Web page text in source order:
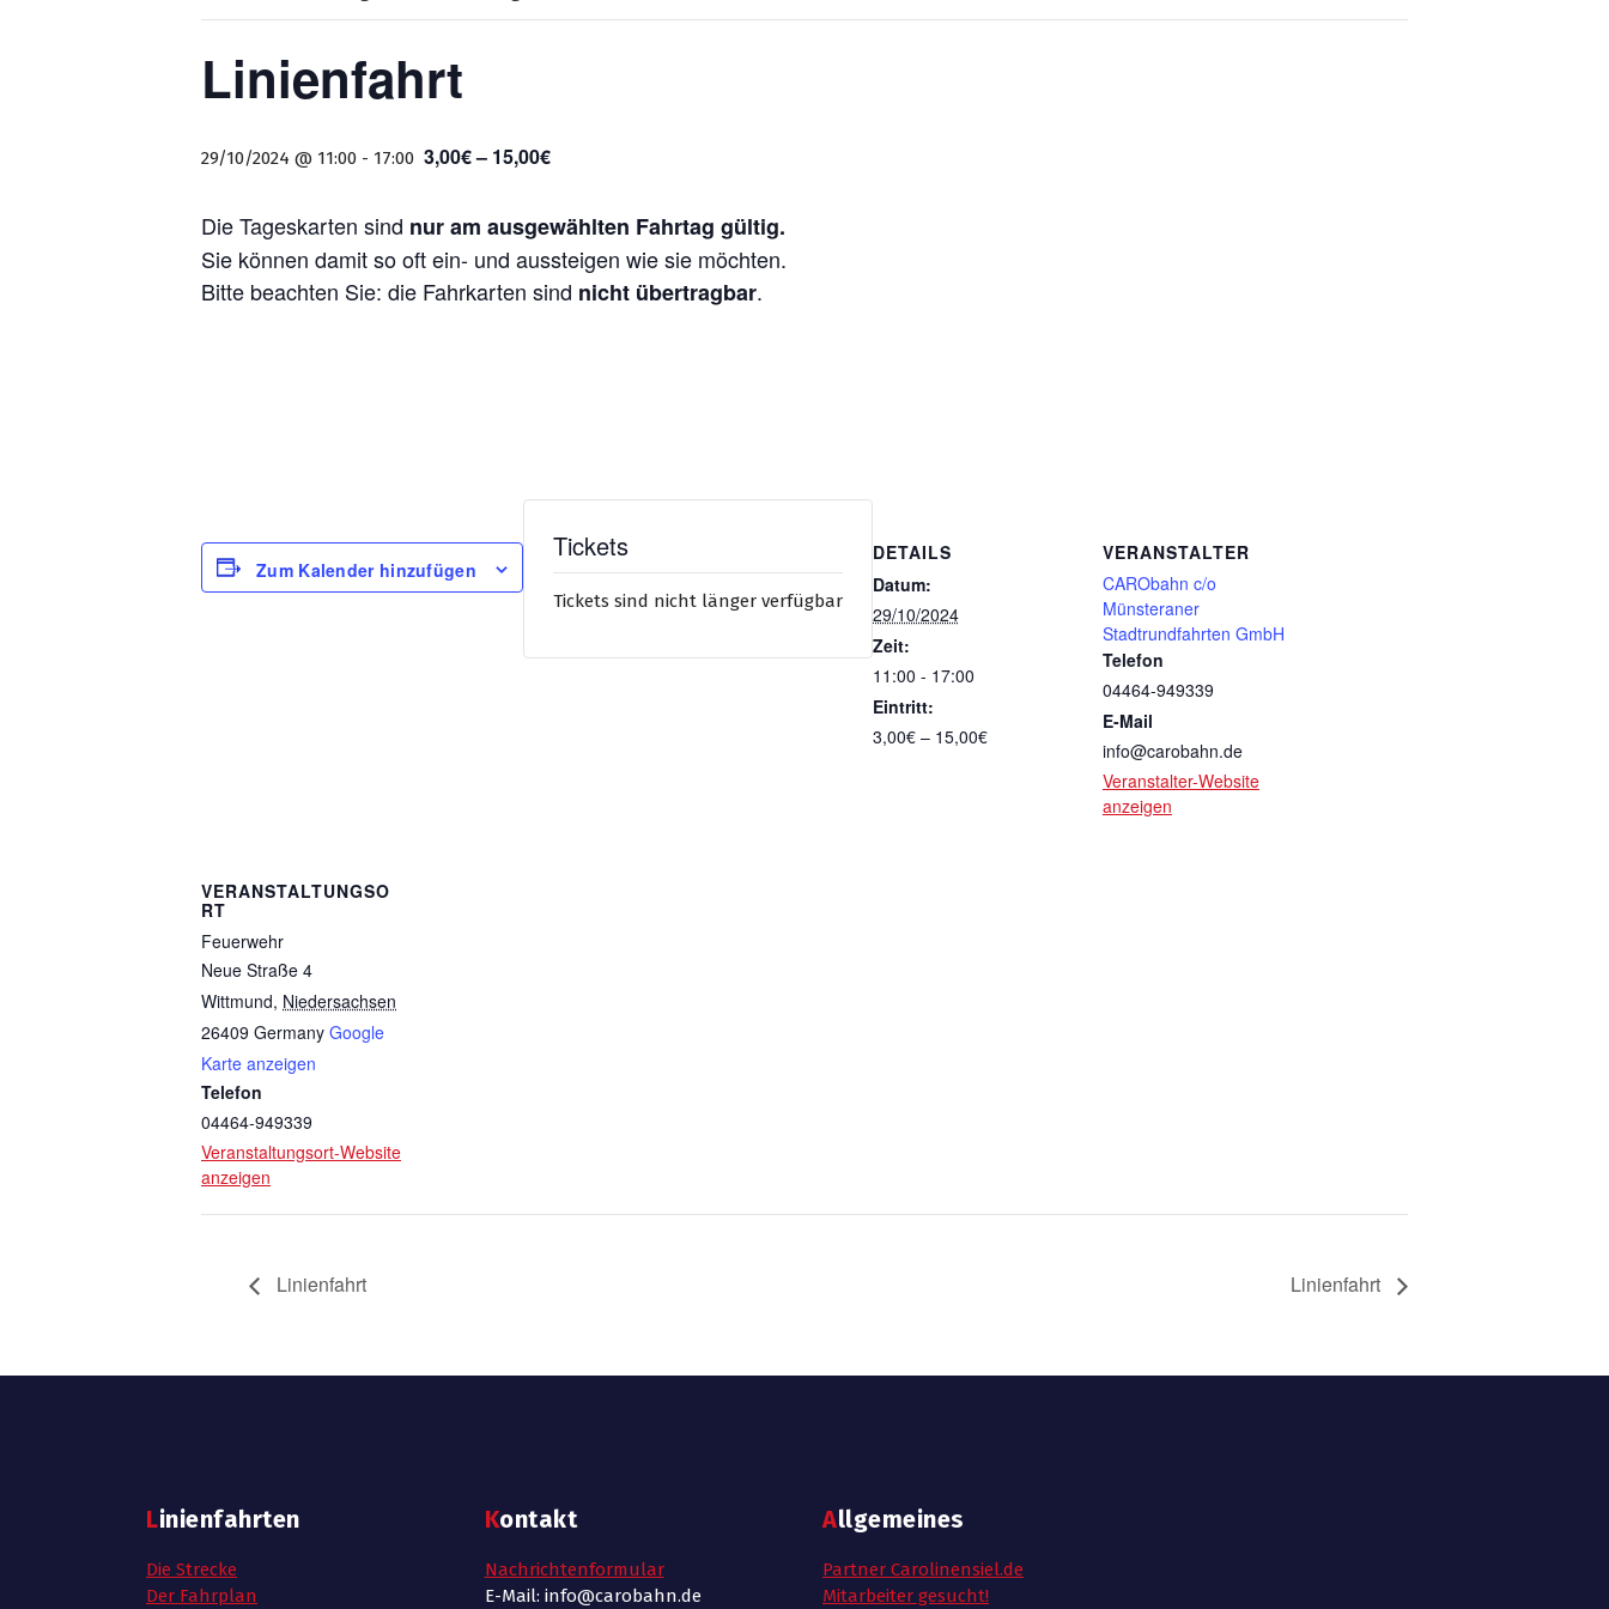
Linienfahrt
29/10/2024 @ 11:00 - 17:00 3,00€ – 15,00€
Die Tageskarten sind nur am ausgewählten Fahrtag gültig.
Sie können damit so oft ein- und aussteigen wie sie möchten.
Bitte beachten Sie: die Fahrkarten sind nicht übertragbar.
Zum Kalender hinzufügen
DETAILS
Datum:
29/10/2024
Zeit:
11:00 - 17:00
Eintritt:
3,00€ – 15,00€
VERANSTALTER
CARObahn c/o
Münsteraner
Stadtrundfahrten GmbH
Telefon
04464-949339
E-Mail
info@carobahn.de
Veranstalter-Website
anzeigen
VERANSTALTUNGSO
RT
Feuerwehr
Neue Straße 4
Wittmund, Niedersachsen
26409 Germany Google
Karte anzeigen
Telefon
04464-949339
Veranstaltungsort-Website
anzeigen
Tickets
Tickets sind nicht länger verfügbar
Linienfahrt Linienfahrt
Linienfahrten
Die Strecke
Der Fahrplan
Kontakt
Nachrichtenformular
E-Mail: info@carobahn.de
Allgemeines
Partner Carolinensiel.de
Mitarbeiter gesucht!